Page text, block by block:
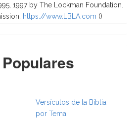
1997 by The Lockman Foundation.
https://www.LBLA.com ()
Versículos de la Biblia
por Tema